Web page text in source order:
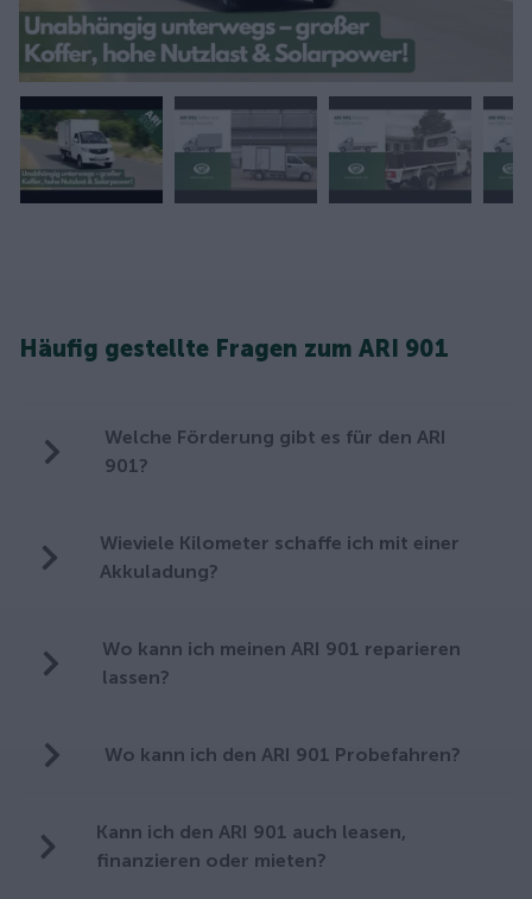
Häufig gestellte Fragen zum ARI 901
Welche Förderung gibt es für den ARI
901?
Wieviele Kilometer schaffe ich mit einer
Akkuladung?
Wo kann ich meinen ARI 901 reparieren
lassen?
Wo kann ich den ARI 901 Probefahren?
Kann ich den ARI 901 auch leasen,
finanzieren oder mieten?